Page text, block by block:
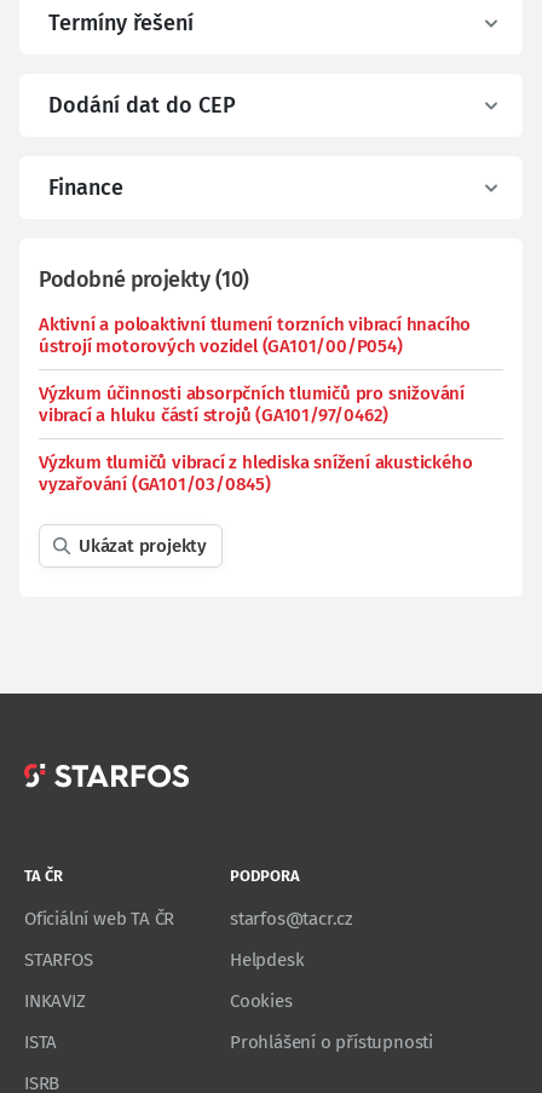
Termíny řešení
Dodání dat do CEP
Finance
Podobné projekty(10)
Aktivní a poloaktivní tlumení torzních vibrací hnacího
ústrojí motorových vozidel (GA101/00/P054)
Výzkum účinnosti absorpčních tlumičů pro snižování
vibrací a hluku částí strojů (GA101/97/0462)
Výzkum tlumičů vibrací z hlediska snížení akustického
vyzařování (GA101/03/0845)
Ukázat projekty
TA ČR
Oficiální web TA ČR
STARFOS
INKAVIZ
ISTA
ISRB
PODPORA
starfos@tacr.cz
Helpdesk
Cookies
Prohlášení o přístupnosti